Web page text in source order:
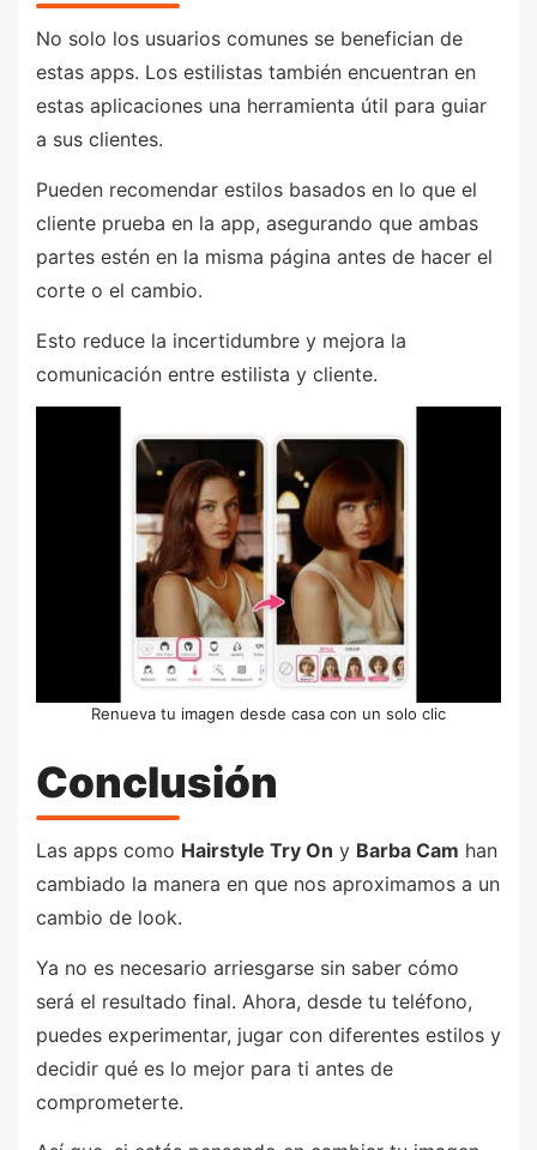
No solo los usuarios comunes se benefician de
estas apps. Los estilistas también encuentran en
estas aplicaciones una herramienta útil para guiar
a sus clientes.
Pueden recomendar estilos basados en lo que el
cliente prueba en la app, asegurando que ambas
partes estén en la misma página antes de hacer el
corte o el cambio.
Esto reduce la incertidumbre y mejora la
comunicación entre estilista y cliente.
Renueva tu imagen desde casa con un solo clic
Conclusión
Las apps como Hairstyle Try On y Barba Cam han
cambiado la manera en que nos aproximamos a un
cambio de look.
Ya no es necesario arriesgarse sin saber cómo
será el resultado final. Ahora, desde tu teléfono,
puedes experimentar, jugar con diferentes estilos y
decidir qué es lo mejor para ti antes de
comprometerte.